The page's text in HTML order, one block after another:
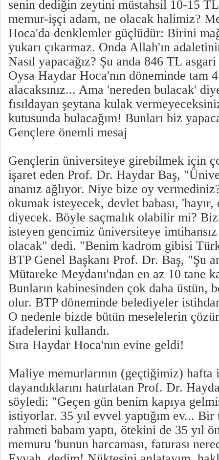
senin dediğin zeytini müstahsil 10-15
memur-işçi adam, ne olacak halimiz?
Hoca'da denklemler güçlüdür: Birini
yukarı çıkarmaz. Onda Allah'ın
Nasıl yapacağız? Şu anda 846 TL
Oysa Haydar Hoca'nın döneminde tam
alacaksınız... Ama 'nereden bulacak'
fısıldayan şeytana kulak
kutusunda bulacağım! Bunları biz
Gençlere önemli mesaj
Gençlerin üniversiteye girebilmek için
işaret eden Prof. Dr. Haydar Baş,
ananız ağlıyor. Niye bize oy
okumak isteyecek, devlet babası, 'hayır,
diyecek. Böyle saçmalık olabilir mi?
isteyen gencimiz üniversiteye
olacak" dedi. "Benim kadrom gibisi
BTP Genel Başkanı Prof. Dr. Baş, "Şu
Mütareke Meydanı'ndan en az 10 tane
Bunların kabinesinden çok daha üstün,
olur. BTP döneminde belediyeler
O nedenle bizde bütün meselelerin
ifadelerini kullandı.
Sıra Haydar Hoca'nın evine geldi!
Maliye memurlarının (geçtiğimiz) hafta
dayandıklarını hatırlatan Prof. Dr.
söyledi: "Geçen gün benim kapıya
istiyorlar. 35 yıl evvel yaptığım ev...
rahmeti babam yaptı, ötekini de 35 yıl
memuru 'bunun harcaması, faturası